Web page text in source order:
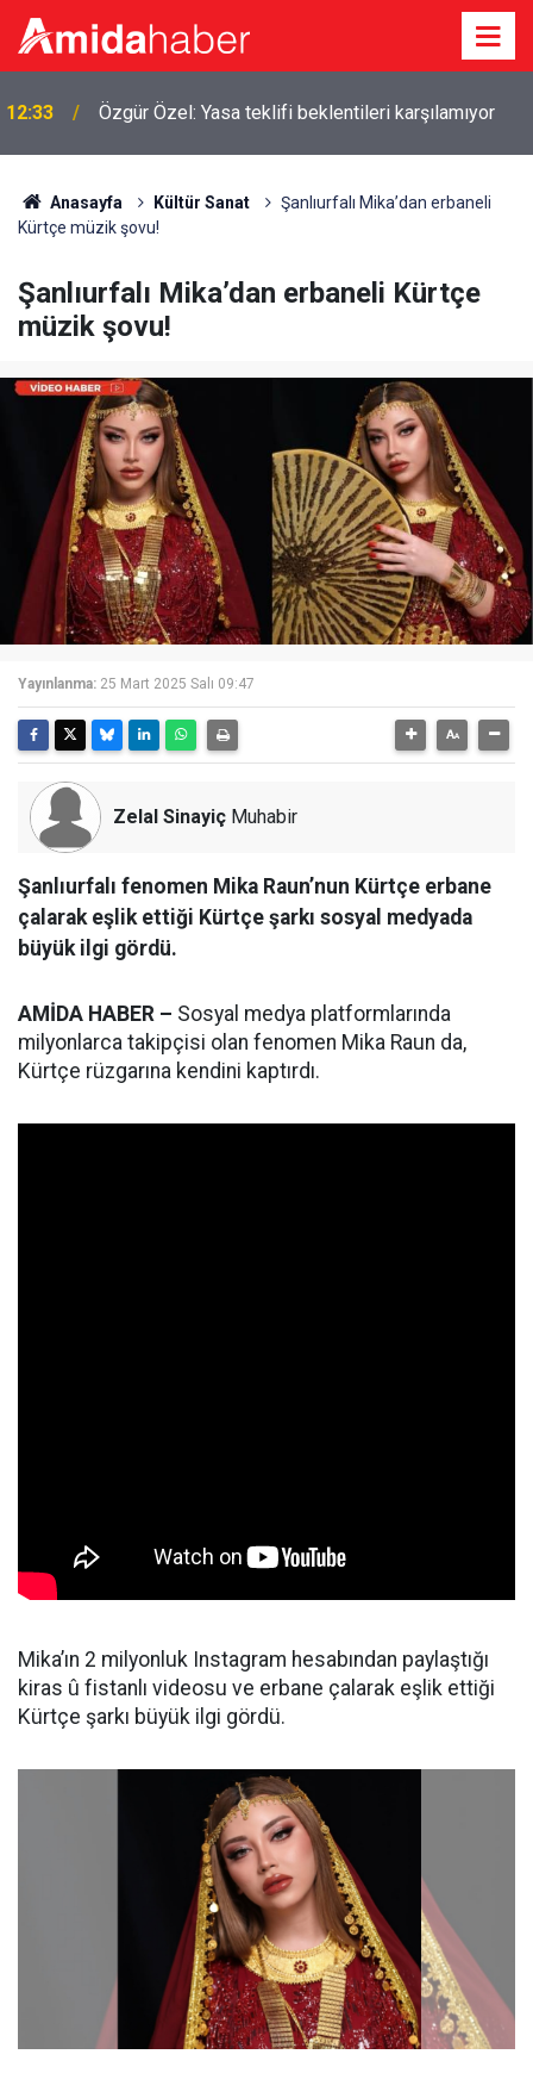
12:33 Özgür Özel: Yasa teklifi beklentileri karşılamıyor
Anasayfa Kültür Sanat
Şanlıurfalı Mika’dan erbaneli
Kürtçe müzik şovu!
Şanlıurfalı Mika’dan erbaneli Kürtçe
müzik şovu!
Yayınlanma: 25 Mart 2025 Salı 09:47
Zelal Sinayiç Muhabir
Şanlıurfalı fenomen Mika Raun’nun Kürtçe erbane
çalarak eşlik ettiği Kürtçe şarkı sosyal medyada
büyük ilgi gördü.
AMİDA HABER – Sosyal medya platformlarında
milyonlarca takipçisi olan fenomen Mika Raun da,
Kürtçe rüzgarına kendini kaptırdı.
Mika’ın 2 milyonluk Instagram hesabından paylaştığı
kiras û fistanlı videosu ve erbane çalarak eşlik ettiği
Kürtçe şarkı büyük ilgi gördü.